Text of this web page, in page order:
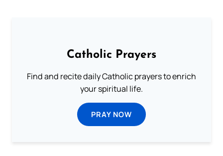
Catholic Prayers
Find and recite daily Catholic prayers to enrich
your spiritual life.
PRAY NOW